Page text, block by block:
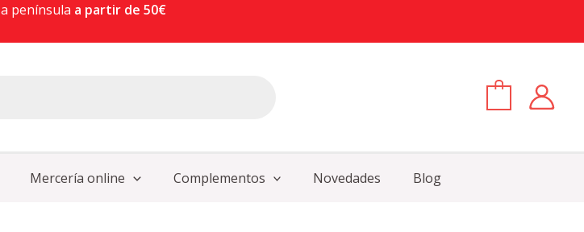
a península a partir de 50€
Mercería online Complementos Novedades Blog